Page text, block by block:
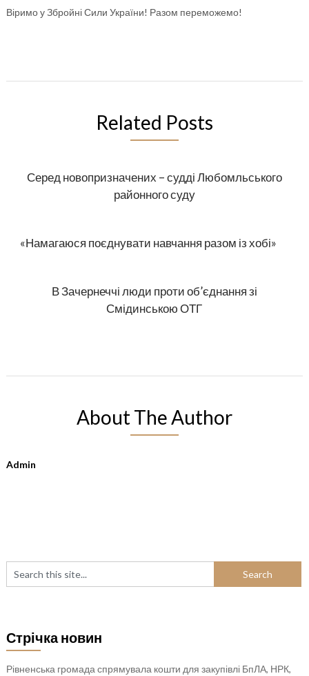
Віримо у Збройні Сили України! Разом переможемо!
Related Posts
Серед новопризначених – судді Любомльського
районного суду
«Намагаюся поєднувати навчання разом із хобі»
В Зачернеччі люди проти об’єднання зі
Смідинською ОТГ
About The Author
Admin
Стрічка новин
Рівненська громада спрямувала кошти для закупівлі БпЛА, НРК,